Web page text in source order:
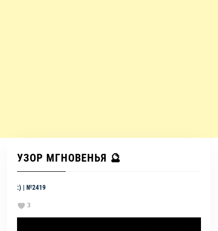
УЗОР МГНОВЕНЬЯ 🔮
:) | №2419
3